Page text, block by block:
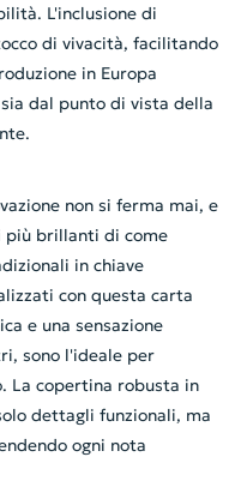
L'inclusione di
di vivacità, facilitando
in Europa
dal punto di vista della
non si ferma mai, e
più brillanti di come
in chiave
con questa carta
e una sensazione
sono l'ideale per
La copertina robusta in
dettagli funzionali, ma
ogni nota